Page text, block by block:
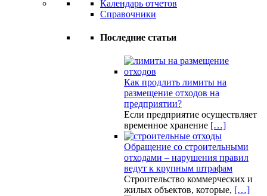
Календарь отчетов
Справочники
Последние статьи
Как продлить лимиты на
размещение отходов на
предприятии?
Если предприятие осуществляет
временное хранение […]
Обращение со строительными
отходами – нарушения правил
ведут к крупным штрафам
Строительство коммерческих и
жилых объектов, которые, […]